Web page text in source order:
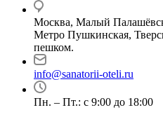
Москва, Малый
Метро Пушкинская,
пешком.
info@sanatorii-oteli.ru
Пн. – Пт.: с 9:00 до 18:00